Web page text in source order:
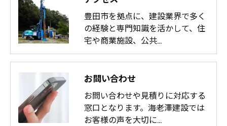
豊田市を拠点に、建設業界で多く
の経験と専門知識を活かして、住
宅や商業施設、公共…
お問い合わせ
お問い合わせや見積りに対応する
窓口となります。海老澤建設では
お客様の声を大切に…